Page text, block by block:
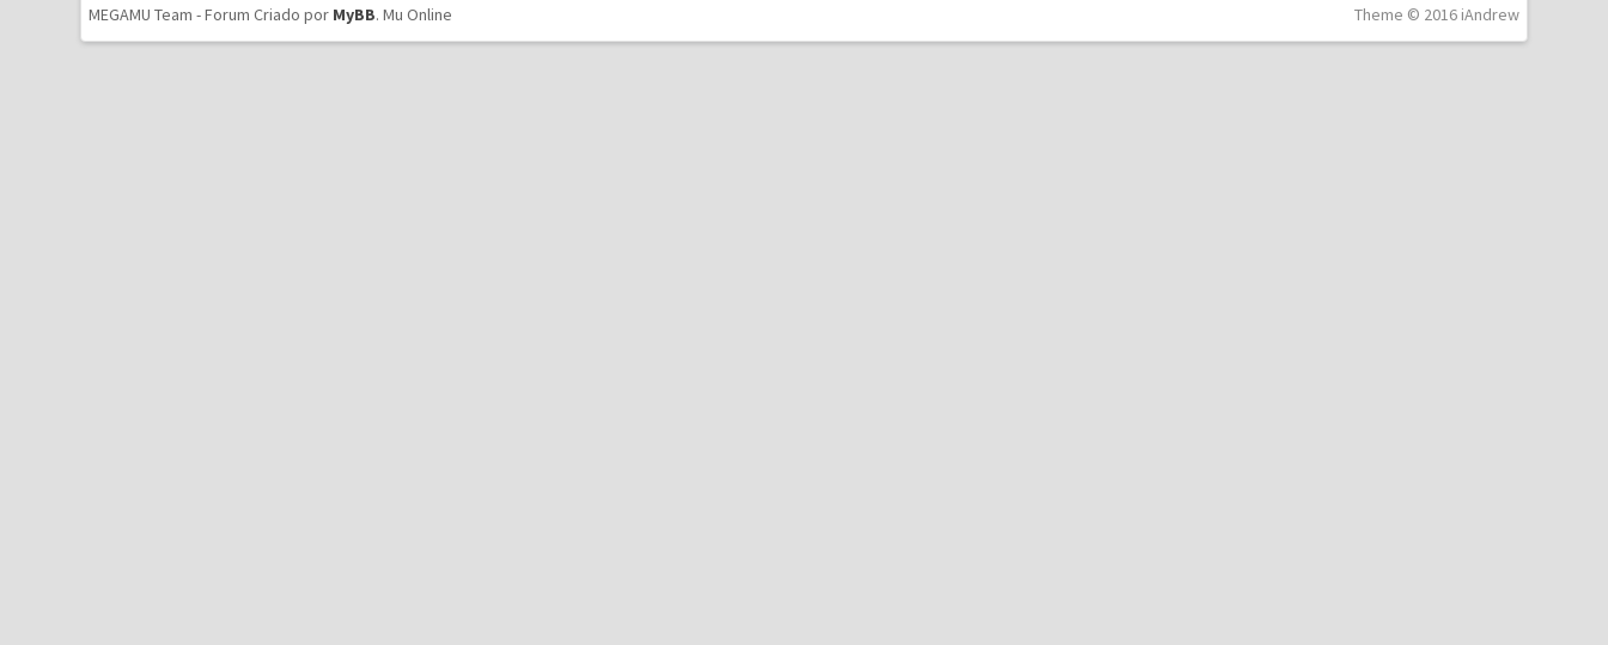
Theme © 2016 iAndrew
MEGAMU Team - Forum Criado por MyBB.Mu Online